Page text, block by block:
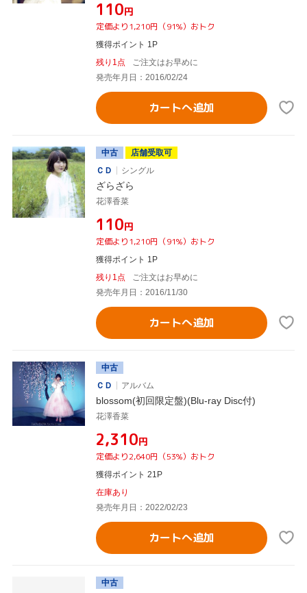
¥110円
定価より1,210円（91%）おトク
獲得ポイント 1P
残り1点
ご注文はお早めに
発売年月日：2016/02/24
カートへ追加
中古
店舗受取可
ＣＤ
シングル
ざらざら
花澤香菜
¥110円
定価より1,210円（91%）おトク
獲得ポイント 1P
残り1点
ご注文はお早めに
発売年月日：2016/11/30
カートへ追加
中古
ＣＤ
アルバム
blossom(初回限定盤)(Blu-ray Disc付)
花澤香菜
¥2,310円
定価より2,640円（53%）おトク
獲得ポイント 21P
在庫あり
発売年月日：2022/02/23
カートへ追加
中古